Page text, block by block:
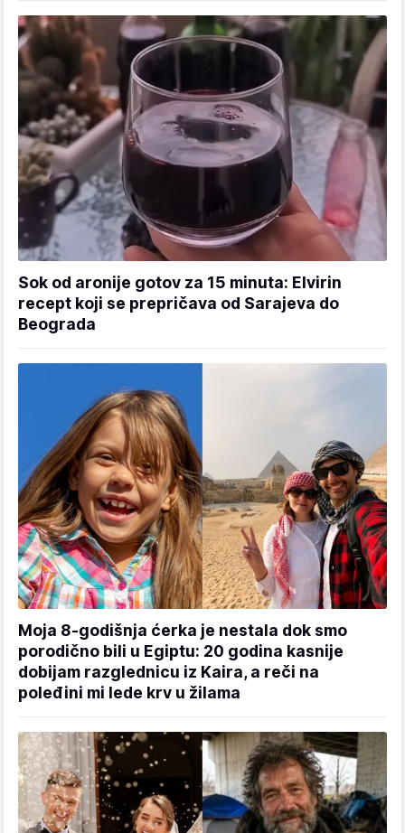
Sok od aronije gotov za 15 minuta: Elvirin
recept koji se prepričava od Sarajeva do
Beograda
Moja 8-godišnja ćerka je nestala dok smo
porodično bili u Egiptu: 20 godina kasnije
dobijam razglednicu iz Kaira, a reči na
poleđini mi lede krv u žilama